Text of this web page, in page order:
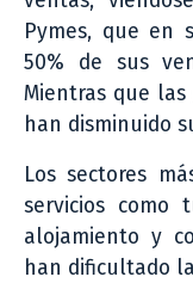
Pymes, que en
50% de sus
Mientras que las
han disminuido
Los sectores
servicios como
alojamiento y
han dificultado